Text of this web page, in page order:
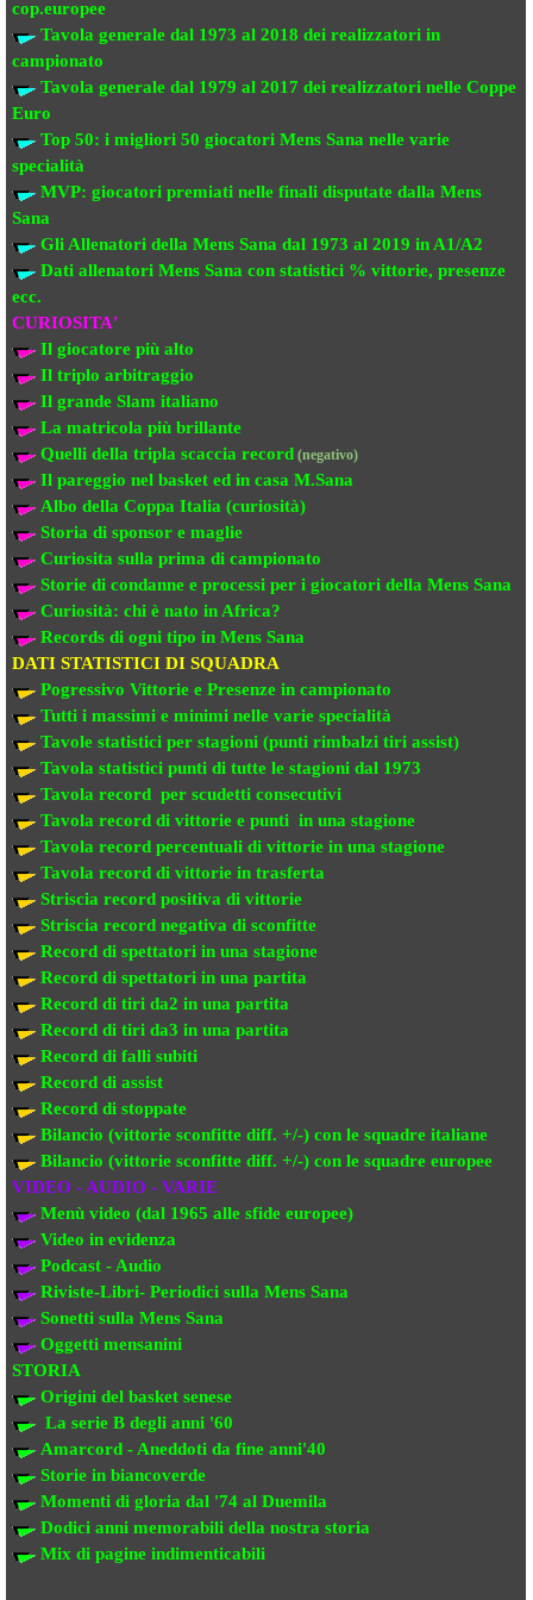
cop.europee
Tavola generale dal 1973 al 2018 dei realizzatori in
campionato
Tavola generale dal 1979 al 2017 dei realizzatori nelle Coppe
Euro
Top 50: i migliori 50 giocatori Mens Sana nelle varie
specialità
MVP: giocatori premiati nelle finali disputate dalla Mens
Sana
Gli Allenatori della Mens Sana dal 1973 al 2019 in A1/A2
Dati allenatori Mens Sana con statistici % vittorie, presenze
ecc.
CURIOSITA'
Il giocatore più alto
Il triplo arbitraggio
Il grande Slam italiano
La matricola più brillante
Quelli della tripla scaccia record (negativo)
Il pareggio nel basket ed in casa M.Sana
Albo della Coppa Italia (curiosità)
Storia di sponsor e maglie
Curiosita sulla prima di campionato
Storie di condanne e processi per i giocatori della Mens Sana
Curiosità: chi è nato in Africa?
Records di ogni tipo in Mens Sana
DATI STATISTICI DI SQUADRA
Pogressivo Vittorie e Presenze in campionato
Tutti i massimi e minimi nelle varie specialità
Tavole statistici per stagioni (punti rimbalzi tiri assist)
Tavola statistici punti di tutte le stagioni dal 1973
Tavola record per scudetti consecutivi
Tavola record di vittorie e punti in una stagione
Tavola record percentuali di vittorie in una stagione
Tavola record di vittorie in trasferta
Striscia record positiva di vittorie
Striscia record negativa di sconfitte
Record di spettatori in una stagione
Record di spettatori in una partita
Record di tiri da2 in una partita
Record di tiri da3 in una partita
Record di falli subiti
Record di assist
Record di stoppate
Bilancio (vittorie sconfitte diff. +/-) con le squadre italiane
Bilancio (vittorie sconfitte diff. +/-) con le squadre europee
VIDEO - AUDIO - VARIE
Menù video (dal 1965 alle sfide europee)
Video in evidenza
Podcast - Audio
Riviste-Libri- Periodici sulla Mens Sana
Sonetti sulla Mens Sana
Oggetti mensanini
STORIA
Origini del basket senese
La serie B degli anni '60
Amarcord - Aneddoti da fine anni'40
Storie in biancoverde
Momenti di gloria dal '74 al Duemila
Dodici anni memorabili della nostra storia
Mix di pagine indimenticabili